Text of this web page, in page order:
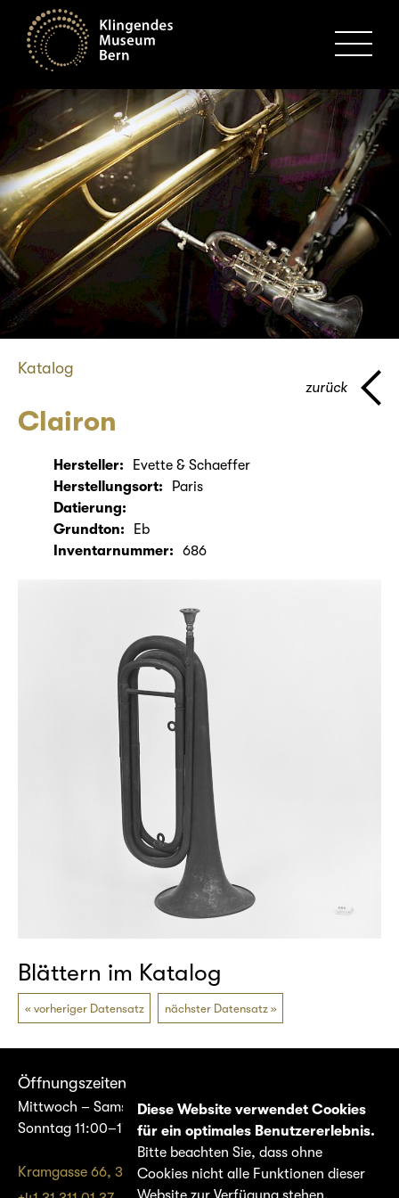
Katalog
Clairon
zurück
Hersteller:
Evette & Schaeffer
Herstellungsort:
Paris
Datierung:
Grundton:
Eb
Inventarnummer:
686
Blättern im Katalog
vorheriger Datensatz nächster Datensatz
Öffnungszeiten
Mittwoch – Samstag 14:00–17:00
Sonntag 11:00–17:00
Kramgasse 66, 3011 Bern
Diese Website verwendet Cookies
für ein optimales Benutzererlebnis.
Bitte beachten Sie, dass ohne
Cookies nicht alle Funktionen dieser